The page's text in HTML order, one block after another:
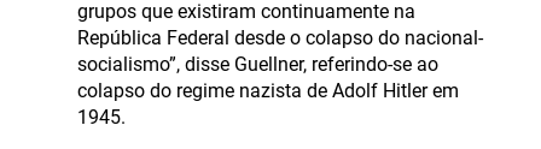
grupos que existiram continuamente na
República Federal desde o colapso do nacional-
socialismo”, disse Guellner, referindo-se ao
colapso do regime nazista de Adolf Hitler em
1945.